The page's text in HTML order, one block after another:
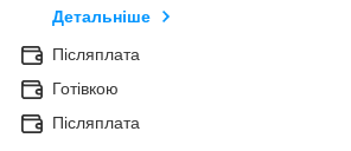
Детальніше
Післяплата
Готівкою
Післяплата